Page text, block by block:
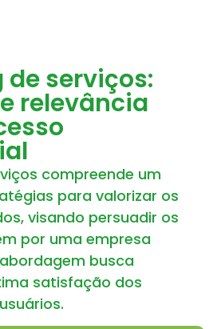
serviços:
relevância
compreende um
para valorizar os
visando persuadir os
por uma empresa
busca
satisfação dos